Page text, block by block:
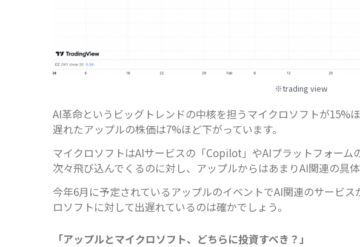
※trading view
AI革命というビッグトレンドの中核を担うマイクロソフトが15%
遅れたアップルの株価は7%ほど下がっています。
マイクロソフトはAIサービスの「Copilot」やAIプラットフォーム
次々飛び込んでくるのに対し、アップルからはあまりAI関連の具
今年6月に予定されているアップルのイベントでAI関連のサービ
ロソフトに対して出遅れているのは確かでしょう。
「アップルとマイクロソフト、どちらに投資すべき？」